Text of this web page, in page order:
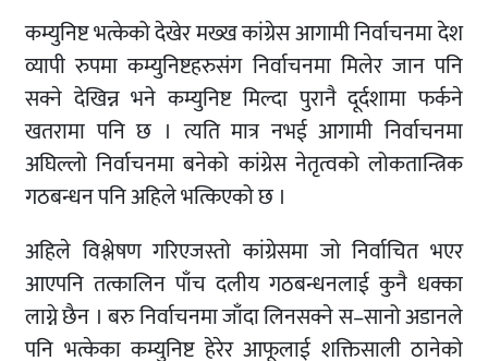
कम्युनिष्ट भत्केको देखेर मख्ख कांग्रेस आगामी निर्वाचनमा देश
व्यापी रुपमा कम्युनिष्टहरुसंग निर्वाचनमा मिलेर जान पनि
सक्ने देखिन्न भने कम्युनिष्ट मिल्दा पुरानै दूर्दशामा फर्कने
खतरामा पनि छ । त्यति मात्र नभई आगामी निर्वाचनमा
अघिल्लो निर्वाचनमा बनेको कांग्रेस नेतृत्वको लोकतान्त्रिक
गठबन्धन पनि अहिले भत्किएको छ ।
अहिले विश्लेषण गरिएजस्तो कांग्रेसमा जो निर्वाचित भएर
आएपनि तत्कालिन पाँच दलीय गठबन्धनलाई कुनै धक्का
लाग्ने छैन । बरु निर्वाचनमा जाँदा लिनसक्ने स–सानो अडानले
पनि भत्केका कम्युनिष्ट हेरेर आफूलाई शक्तिसाली ठानेको